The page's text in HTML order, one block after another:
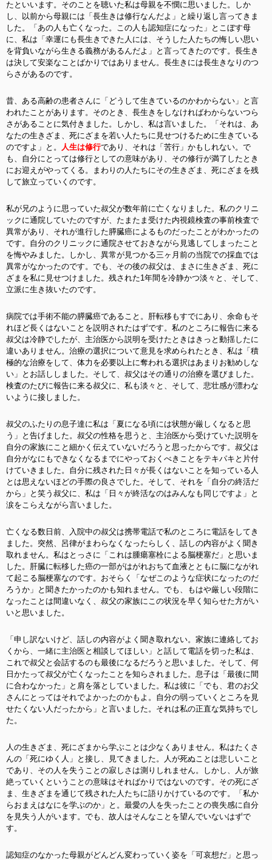
たといいます。そのことを聴いた私は母親を不憫に思いました。しか
し、以前から母親には「長生きは修行なんだよ」と繰り返し言ってきま
した。「あの人も亡くなった。この人も認知症になった」とこぼす母
に、私は「幸運にも長生きできた人には、そうした人たちの悔しい思い
を背負いながら生きる義務があるんだよ」と言ってきたのです。長生き
は決して安楽なことばかりではありません。長生きには長生きなりのつ
らさがあるのです。
昔、ある高齢の患者さんに「どうして生きているのかわからない」と言
われたことがあります。そのとき、長生きをしなければわからないつら
さがあることに気付きました。しかし、私は言いました。「それは、あ
なたの生きざま、死にざまを若い人たちに見せつけるために生きている
のですよ」と。 人生は修行であり、それは「苦行」かもしれない。で
も、自分にとっては修行としての意味があり、その修行が満了したとき
にお迎えがやってくる。まわりの人たちにその生きざま、死にざまを残
して旅立っていくのです。
私が兄のように思っていた叔父が数年前に亡くなりました。私のクリニ
ックに通院していたのですが、たまたま受けた内視鏡検査の事前検査で
異常があり、それが進行した膵臓癌によるものだったことがわかったの
です。自分のクリニックに通院させておきながら見逃してしまったこと
を悔やみました。しかし、異常が見つかる三ヶ月前の当院での採血では
異常がなかったのです。でも、その後の叔父は、まさに生きざま、死に
ざまを私に見せつけました。残された1年間を冷静かつ淡々と、そして、
立派に生き抜いたのです。
病院では手術不能の膵臓癌であること。肝転移もすでにあり、余命もそ
れほど長くはないことを説明されたはずです。私のところに報告に来る
叔父は冷静でしたが、主治医から説明を受けたときはきっと動揺したに
違いありません。治療の選択について意見を求められたとき、私は「積
極的な治療をして、体力を必要以上に奪われる選択はあまりお勧めしな
い」とお話ししました。そして、叔父はその通りの治療を選びました。
検査のたびに報告に来る叔父に、私も淡々と、そして、悲壮感が漂わな
いように接しました。
叔父のふたりの息子達に私は「夏になる頃には状態が厳しくなると思
う」と告げました。叔父の性格を思うと、主治医から受けていた説明を
自分の家族にこと細かく伝えていないだろうと思ったからです。叔父は
自分がなにもできなくなるまでにやっておくべきことをテキパキと片付
けていきました。自分に残された日々が長くはないことを知っている人
とは思えないほどの手際の良さでした。そして、それを「自分の終活だ
から」と笑う叔父に、私は「日々が終活なのはみんなも同じですよ」と
涙をこらえながら言いました。
亡くなる数日前、入院中の叔父は携帯電話で私のところに電話をしてき
ました。突然、呂律がまわらなくなったらしく、話しの内容がよく聞き
取れません。私はとっさに「これは腫瘍塞栓による脳梗塞だ」と思いま
した。肝臓に転移した癌の一部がはがれおちて血液とともに脳にながれ
て起こる脳梗塞なのです。おそらく「なぜこのような症状になったのだ
ろうか」と聞きたかったのかも知れません。でも、もはや厳しい段階に
なったことは間違いなく、叔父の家族にこの状況を早く知らせた方がい
いと思いました。
「申し訳ないけど、話しの内容がよく聞き取れない。家族に連絡してお
くから、一緒に主治医と相談してほしい」と話して電話を切った私は、
これで叔父と会話するのも最後になるだろうと思いました。そして、何
日かたって叔父が亡くなったことを知らされました。息子は「最後に間
に合わなかった」と肩を落としていました。私は彼に「でも、君のお父
さんにとってはそれでよかったのかもよ。自分の弱っていくところを見
せたくない人だったから」と言いました。それは私の正直な気持ちでし
た。
人の生きざま、死にざまから学ぶことは少なくありません。私はたくさ
んの「死にゆく人」と接し、見てきました。人が死ぬことは悲しいこと
であり、その人を失うことの寂しさは測りしれません。しかし、人が旅
絶っていくということの意味はそればかりではないのです。その死にざ
ま、生きざまを通じて残された人たちに語りかけているのです。「私か
らおまえはなにを学ぶのか」と。最愛の人を失ったことの喪失感に自分
を見失う人がいます。でも、故人はそんなことを望んでいないはずで
す。
認知症のなかった母親がどんどん変わっていく姿を「可哀想だ」と思っ